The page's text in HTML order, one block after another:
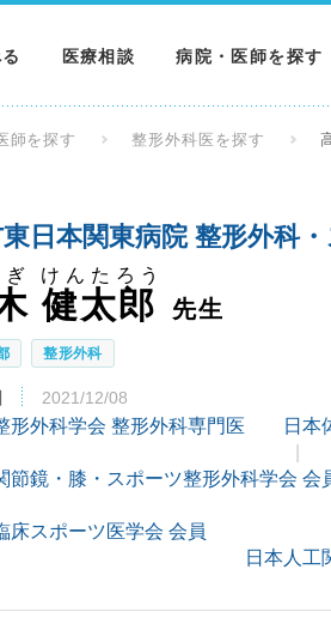
医療相談 病院・医師を探す
師を探す 整形外科医を探す
日本関東病院 整形外科
健太郎
ぎ けんたろう
先生
整形外科
2021/12/08
形外科学会 整形外科専門医 日本
節鏡・膝・スポーツ整形外科学会 会
床スポーツ医学会 会員
日本人工